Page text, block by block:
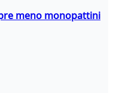
meno monopattini